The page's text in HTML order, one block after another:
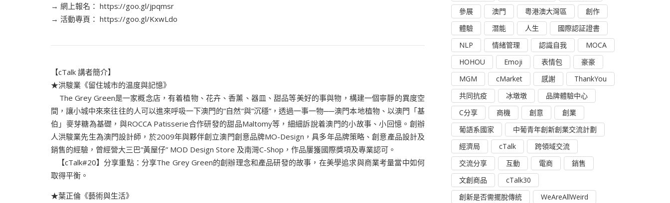
→ 網上報名： https://goo.gl/jpqmsr
→ 活動專頁： https://goo.gl/KxwLdo
【cTalk 講者簡介】
★洪駿業《留住城市的温度與記憶》
The Grey Green是一家概念店，有着植物、花卉、香薰、器皿、甜品等美好的事與物，構建一個寧靜的異度空
間，讓小城中來來往往的人可以進來呼吸一下澳門的”自然”與”沉穩”，透過一事一物──澳門本地植物、以澳門「基
伯」麥芽糖為基礎，與ROCCA Patisserie合作研發的甜品Maltomy等，細細訴說着澳門的小故事、小回憶。創辦
人洪駿業先生為澳門設計師，於2009年與夥伴創立澳門創意品牌MO-Design，具多年品牌策略、創意產品設計及
銷售的經驗，曾經營大三巴”黃屋仔” MOD Design Store 及南灣C-Shop，作品屢獲國際獎項及專業認可。
【cTalk#20】分享重點：分享The Grey Green的創辦理念和產品研發的故事，在美學追求與商業考量當中如何
取得平衡。
★葉正倫《藝術與生活》
參展
澳門 粵港澳大灣區
創作
體驗
潛能 人生
國際認証證書
NLP
情緒管理 認識自我
MOCA
HOHOU
Emoji 表情包
豪豪
MGM
cMarket 感謝
ThankYou
共同抗疫
冰墩墩
品牌體驗中心
C分享
商機 創意
創業
葡語系國家
中葡青年創新創業交流計劃
經濟局
cTalk
跨領域交流
交流分享
互動 電商
銷售
文創商品
cTalk30
創新是否需擺脫傳統
WeAreAllWeird